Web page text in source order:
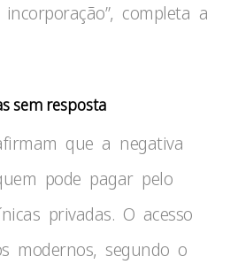
completa a
sem resposta
que a negativa
pode pagar pelo
privadas. O acesso
modernos, segundo o